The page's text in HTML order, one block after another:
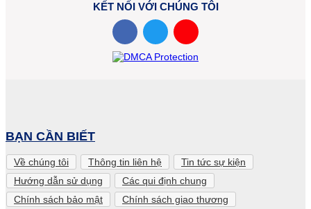
KẾT NỐI VỚI CHÚNG TÔI
BẠN CẦN BIẾT
Về chúng tôi Thông tin liên hệ
Tin tức sự kiện
Hướng dẫn sử dụng
Các qui định chung
Chính sách bảo mật
Chính sách giao thương